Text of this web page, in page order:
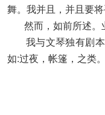
舞。我并且，并且要
然而，如前所述。
我与文琴独有剧本
如:过夜，帐篷，之类。